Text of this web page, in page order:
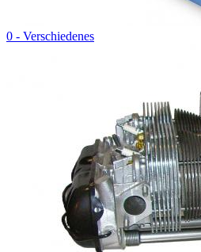
0 - Verschiedenes